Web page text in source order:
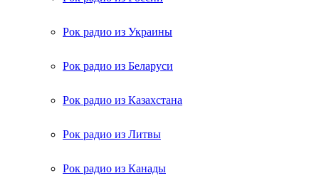
Рок радио из Украины
Рок радио из Беларуси
Рок радио из Казахстана
Рок радио из Литвы
Рок радио из Канады